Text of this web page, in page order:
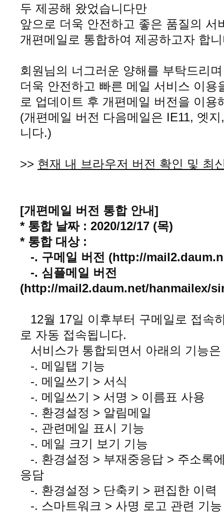
두 제공해 왔었습니다만
앞으로 더욱 안전하고 좋은 품질의 서
개편메일로 통합하여 제공하고자 합
회원님의 너그러운 양해를 부탁드리
더욱 안전하고 빠른 메일 서비스 이용
로 업데이트 후 개편메일 버전을 이
(개편메일 버전 다음메일은 IE11, 엣
니다.)
>> 현재 내 브라우저 버전 확인 및 최
[개편메일 버전 통합 안내]
* 통합 날짜 : 2020/12/17 (목)
* 통합 대상 :
-. 구메일 버전 (http://
-. 심플메일 버전
(http://mail2.daum.net/hanmailex/
12월 17일 이후부터 구메일로 접속
로 자동 접속됩니다.
서비스가 통합되면서 아래의 기능
-. 메일탭 기능
-. 메일쓰기 > 서식
-. 메일쓰기 > 서명 > 이름표 사용
-. 환경설정 > 알림메일
-. 관련메일 표시 기능
-. 메일 크기 보기 기능
-. 환경설정 > 부재중응답 > 주소록
응담
-. 환경설정 > 단축키 > 편집한 이
-. 스마트워크 > 사명 로고 관련